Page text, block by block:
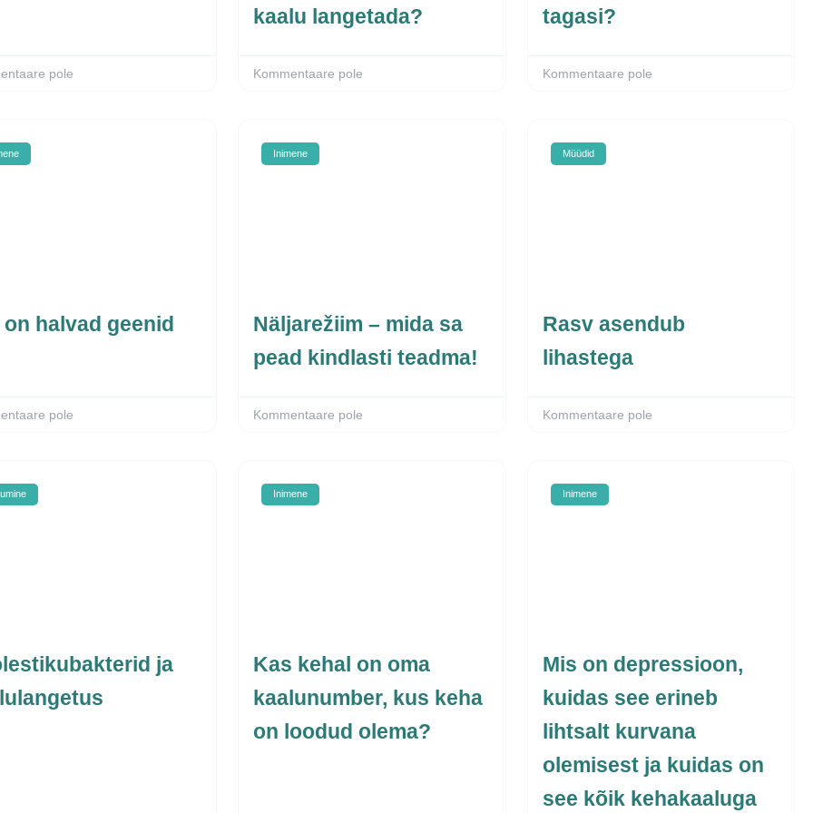
pole
kaalu langetada?
Kommentaare pole
tagasi?
Kommentaare pole
on halvad geenid
pole
Inimene
Näljarežiim – mida sa
pead kindlasti teadma!
Kommentaare pole
Müüdid
Rasv asendub
lihastega
Kommentaare pole
ja
Inimene
Kas kehal on oma
kaalunumber, kus keha
on loodud olema?
Inimene
Mis on depressioon,
kuidas see erineb
lihtsalt kurvana
olemisest ja kuidas on
see kõik kehakaaluga